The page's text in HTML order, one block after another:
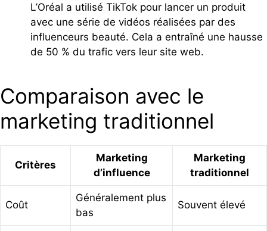
L’Oréal a utilisé TikTok pour lancer un produit
avec une série de vidéos réalisées par des
influenceurs beauté. Cela a entraîné une hausse
de 50 % du trafic vers leur site web.
Comparaison avec le
marketing traditionnel
Critères
Marketing
d’influence
Marketing
traditionnel
Coût
Généralement plus
bas
Souvent élevé